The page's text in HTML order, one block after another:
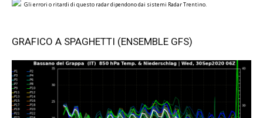
Gli errori o ritardi di questo radar dipendono dai sistemi Radar Trentino.
GRAFICO A SPAGHETTI (ENSEMBLE GFS)